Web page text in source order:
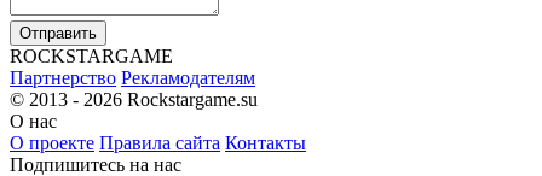
Отправить
ROCKSTARGAME
Партнерство Рекламодателям
© 2013 - 2026 Rockstargame.su
О нас
О проекте Правила сайта Контакты
Подпишитесь на нас